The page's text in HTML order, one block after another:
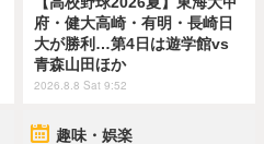
府・健大高崎・有明・長崎日
大が勝利…第4日は遊学館vs
青森山田ほか
2026.8.8 Sat 9:52
趣味・娯楽